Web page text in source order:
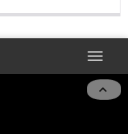
Toggle